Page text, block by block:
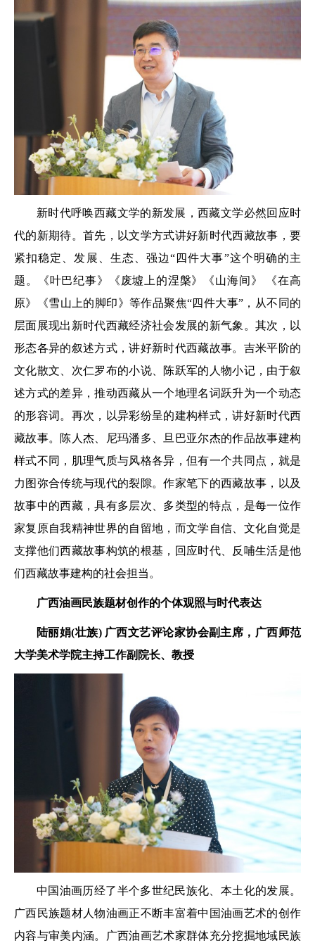
新时代呼唤西藏文学的新发展，西藏文学必然回应时
代的新期待。首先，以文学方式讲好新时代西藏故事，要
紧扣稳定、发展、生态、强边“四件大事”这个明确的主
题。《叶巴纪事》《废墟上的涅槃》《山海间》 《在高
原》《雪山上的脚印》等作品聚焦“四件大事”，从不同的
层面展现出新时代西藏经济社会发展的新气象。其次，以
形态各异的叙述方式，讲好新时代西藏故事。吉米平阶的
文化散文、次仁罗布的小说、陈跃军的人物小记，由于叙
述方式的差异，推动西藏从一个地理名词跃升为一个动态
的形容词。再次，以异彩纷呈的建构样式，讲好新时代西
藏故事。陈人杰、尼玛潘多、旦巴亚尔杰的作品故事建构
样式不同，肌理气质与风格各异，但有一个共同点，就是
力图弥合传统与现代的裂隙。作家笔下的西藏故事，以及
故事中的西藏，具有多层次、多类型的特点，是每一位作
家复原自我精神世界的自留地，而文学自信、文化自觉是
支撑他们西藏故事构筑的根基，回应时代、反哺生活是他
们西藏故事建构的社会担当。
广西油画民族题材创作的个体观照与时代表达
陆丽娟(壮族) 广西文艺评论家协会副主席， 广西师范
大学美术学院主持工作副院长、教授
中国油画历经了半个多世纪民族化、本土化的发展。
广西民族题材人物油画正不断丰富着中国油画艺术的创作
内容与审美内涵。广西油画艺术家群体充分挖掘地域民族